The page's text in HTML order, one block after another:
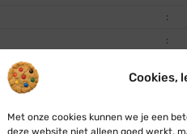
Cookies,
Met onze cookies kunnen we je een
deze website niet alleen goed werkt,
:
: